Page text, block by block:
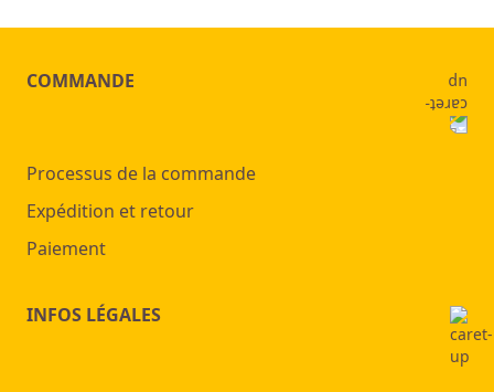
COMMANDE
Processus de la commande
Expédition et retour
Paiement
INFOS LÉGALES